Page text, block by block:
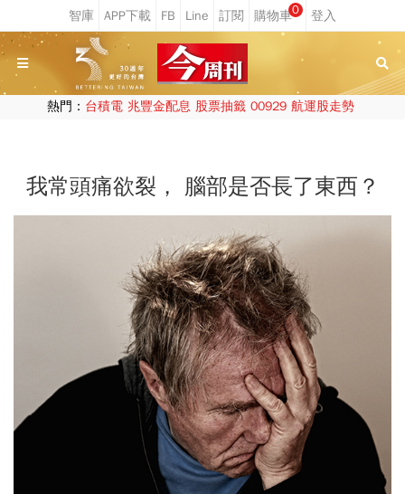
0
熱門： 台積電 兆豐金配息 股票抽籤 00929 航運股走勢
我常頭痛欲裂， 腦部是否長了東西？